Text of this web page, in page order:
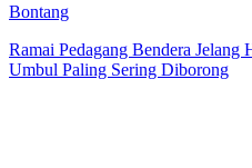
Bontang
Ramai Pedagang Bendera
Umbul Paling Sering Diborong